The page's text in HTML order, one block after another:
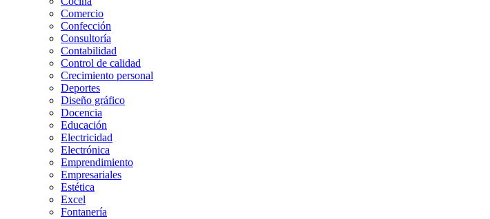
Comercio
Confección
Consultoría
Contabilidad
Control de calidad
Crecimiento personal
Deportes
Diseño gráfico
Docencia
Educación
Electricidad
Electrónica
Emprendimiento
Empresariales
Estética
Excel
Fontanería